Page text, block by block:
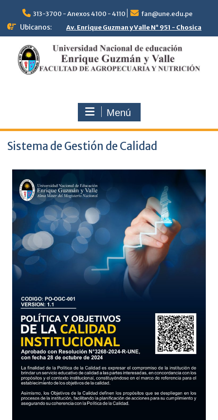
313-3700 - Anexos 4100 - 4110 fan@une.edu.pe
Ubicanos: Av. Enrique Guzman y Valle N° 951 - Chosica
Menú
Sistema de Gestión de Calidad